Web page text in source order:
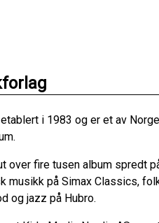
i 1983 og er et av
over fire tusen album spredt
musikk på Simax Classics,
og jazz på Hubro.